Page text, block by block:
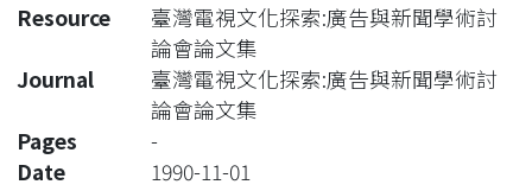
Resource
臺灣電視文化探索:廣告與新聞學術討
論會論文集
Journal
臺灣電視文化探索:廣告與新聞學術討
論會論文集
Pages
-
Date
1990-11-01